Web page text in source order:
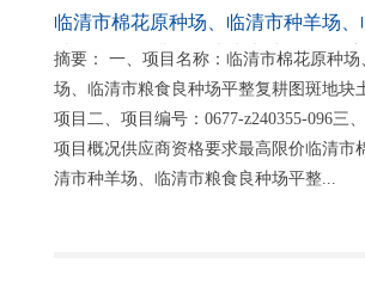
临清市棉花原种场、临清市种羊场、
种场平整复耕图斑地块土地及厕所重
谈判公告
摘要： 一、项目名称：临清市棉花原种场
场、临清市粮食良种场平整复耕图斑地块
项目二、项目编号：0677-z240355-096三
项目概况供应商资格要求最高限价临清市
清市种羊场、临清市粮食良种场平整...